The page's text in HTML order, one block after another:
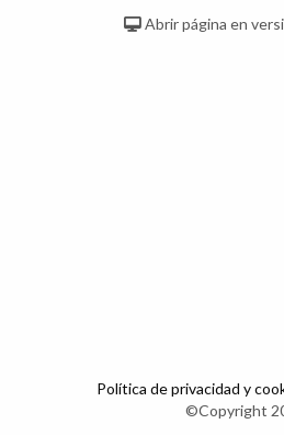
Abrir página en
Política de privacidad y
©Copyright